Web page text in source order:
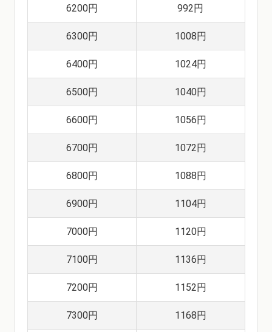
6200円 992円
6300円 1008円
6400円 1024円
6500円 1040円
6600円 1056円
6700円 1072円
6800円 1088円
6900円 1104円
7000円 1120円
7100円 1136円
7200円 1152円
7300円 1168円